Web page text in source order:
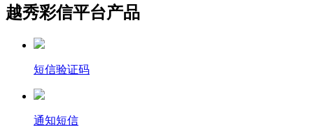
越秀彩信平台产品
短信验证码
通知短信